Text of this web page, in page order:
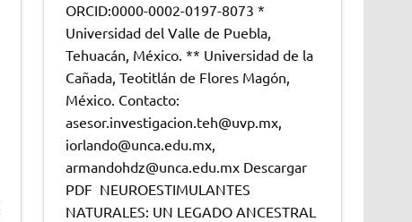
ORCID:0000-0002-0197-8073 *
Universidad del Valle de Puebla,
Tehuacán, México. ** Universidad de la
Cañada, Teotitlán de Flores Magón,
México. Contacto:
asesor.investigacion.teh@uvp.mx,
iorlando@unca.edu.mx,
armandohdz@unca.edu.mx Descargar
PDF NEUROESTIMULANTES
NATURALES: UN LEGADO ANCESTRAL